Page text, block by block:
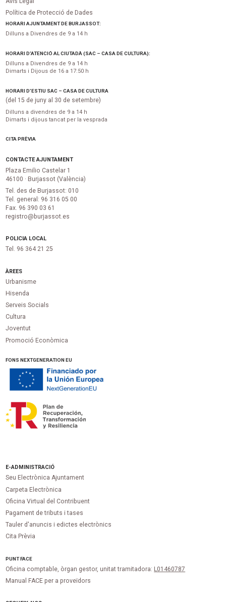
Política de Protecció de Dades
HORARI AJUNTAMENT DE BURJASSOT:
Dilluns a Divendres de 9 a 14 h
HORARI D’ATENCIÓ AL CIUTADÀ (SAC – CASA DE CULTURA):
Dilluns a Divendres de 9 a 14 h
Dimarts i Dijous de 16 a 17:50 h
HORARI D’ESTIU SAC – CASA DE CULTURA
(del 15 de juny al 30 de setembre)
Dilluns a divendres de 9 a 14 h
Dimarts i dijous tancat per la vesprada
CITA PRÈVIA
CONTACTE AJUNTAMENT
Plaza Emilio Castelar 1
46100 · Burjassot (València)
Tel. des de Burjassot: 010
Tel. general: 96 316 05 00
Fax. 96 390 03 61
registro@burjassot.es
POLICIA LOCAL
Tel. 96 364 21 25
ÀREES
Urbanisme
Hisenda
Serveis Socials
Cultura
Joventut
Promoció Econòmica
FONS NEXTGENERATION EU
E-ADMINISTRACIÓ
Seu Electrònica Ajuntament
Carpeta Electrònica
Oficina Virtual del Contribuent
Pagament de tributs i tases
Tauler d'anuncis i edictes electrònics
Cita Prèvia
PUNTFACE
Oficina comptable, òrgan gestor, unitat tramitadora: L01460787
Manual FACE per a proveïdors